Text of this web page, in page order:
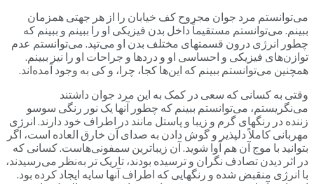
می‌توانستم مرد جوان مجروح کف خیابان را از هر جهتی همزمان
ببینم. می‌توانستم مستقیماً داخل بدن فیزیکی او را ببینم و ببینم که
چطور انرژی درون قسمتهای مختلف بدن او می‌تپد. می‌توانستم عدم
توازن‌های فیزیکی و احساسی او و دردها و جراحات او را نیز ببینم.
همچنین می‌توانستم ببینم که این‌ها کجا، چرا، و کی به وجود آمده‌اند.
وقتی به کسانی که سعی در کمک به این مرد جوان داشتند
می‌نگریستم، می‌توانستم ببینم که چطور آنها یک نور رنگی سوسو
زننده در رنگهای گرم و زیبا و پاستل مانند در اطراف خود دارند. انرژی
مهربانی کاملاً دلپذیر و گوش دادن به صدای آن خارق العاده است، اگر
بتوانید با موج آن هم آوا شوید. آن زیباترین سمفونی‌هاست. کسانی که
در اثر دیدن تصادف نگران و ترسیده بودند، تاریک تر به‌نظر می‌رسیدند،
با انرژی منقبض شده و رنگهایی که اطراف آنها سایه ایجاد کرده بود.